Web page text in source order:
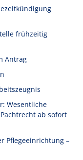
frühzeitig
Antrag
Wesentliche
ab sofort
Pflegeeinrichtung –